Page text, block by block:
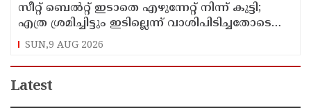
സീറ്റ് ബെല്‍റ്റ് ഇടാതെ എഴുന്നേറ്റ് നിന്ന് കുട്ടി;
എത്ര ശ്രമിച്ചിട്ടും ഇടില്ലെന്ന് വാശിപിടിച്ചതോടെ
വിമാനം റദ്ദാക്കി
SUN,9 AUG 2026
Latest